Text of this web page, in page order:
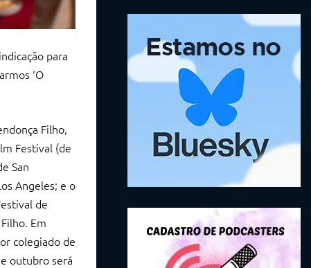
para
‘O
Filho,
Festival (de
San
Angeles; e o
de
Em
colegiado de
outubro será